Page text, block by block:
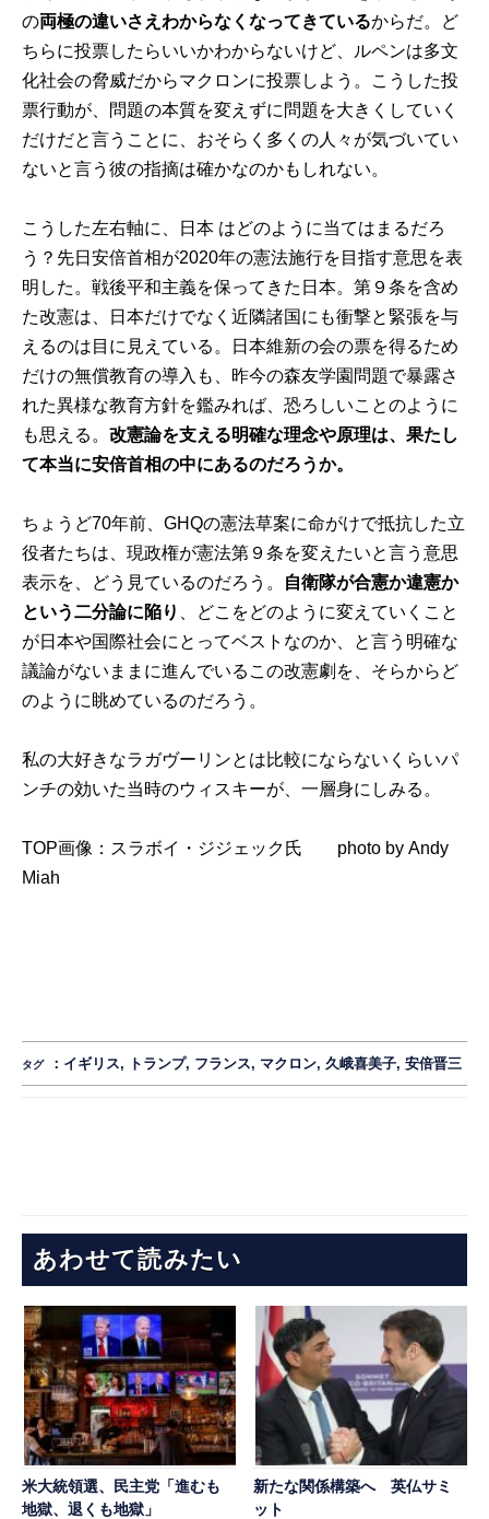
の両極の違いさえわからなくなってきているからだ。ど
ちらに投票したらいいかわからないけど、ルペンは多文
化社会の脅威だからマクロンに投票しよう。こうした投
票行動が、問題の本質を変えずに問題を大きくしていく
だけだと言うことに、おそらく多くの人々が気づいてい
ないと言う彼の指摘は確かなのかもしれない。
こうした左右軸に、日本 はどのように当てはまるだろ
う？先日安倍首相が2020年の憲法施行を目指す意思を表
明した。戦後平和主義を保ってきた日本。第９条を含め
た改憲は、日本だけでなく近隣諸国にも衝撃と緊張を与
えるのは目に見えている。日本維新の会の票を得るため
だけの無償教育の導入も、昨今の森友学園問題で暴露さ
れた異様な教育方針を鑑みれば、恐ろしいことのように
も思える。改憲論を支える明確な理念や原理は、果たし
て本当に安倍首相の中にあるのだろうか。
ちょうど70年前、GHQの憲法草案に命がけで抵抗した立
役者たちは、現政権が憲法第９条を変えたいと言う意思
表示を、どう見ているのだろう。
自衛隊が合憲か違憲か
という二分論に陥り
、どこをどのように変えていくこと
が日本や国際社会にとってベストなのか、と言う明確な
議論がないままに進んでいるこの改憲劇を、そらからど
のように眺めているのだろう。
私の大好きなラガヴーリンとは比較にならないくらいパ
ンチの効いた当時のウィスキーが、一層身にしみる。
TOP画像：スラボイ・ジジェック氏 photo byAndy
Miah
タグ ： イギリス, トランプ, フランス, マクロン,久峨喜美子,安倍晋三
あわせて読みたい
米大統領選、民主党「進むも
地獄、退くも地獄」
新たな関係構築へ 英仏サミ
ット